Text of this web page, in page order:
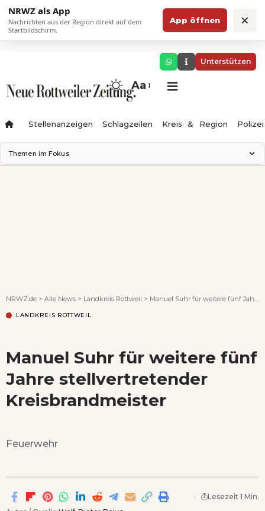
NRWZ als App
Nachrichten aus der Region direkt auf dem
Startbildschirm.
App öffnen ×
Unterstützen
Aa
Stellenanzeigen Schlagzeilen Kreis & Region Polizei
Themen im Fokus
NRWZ.de > Alle News > Landkreis Rottweil > Manuel Suhr für weitere fünf Jahre stellvertretender Kreisbrandmeister
LANDKREIS ROTTWEIL
Manuel Suhr für weitere fünf
Jahre stellvertretender
Kreisbrandmeister
Feuerwehr
Lesezeit 1 Min.